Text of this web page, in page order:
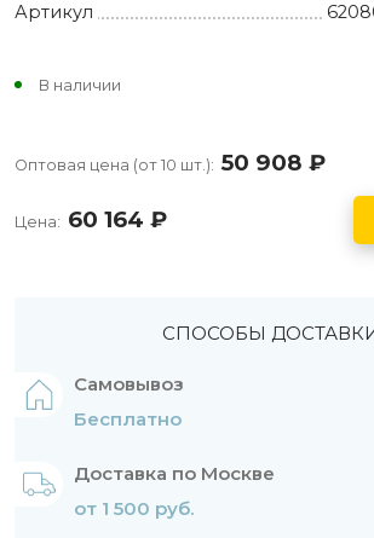
Артикул
В наличии
Оптовая цена (от 10 шт.): 50 908
Цена: 60 164
СПОСОБЫ
Самовывоз
Бесплатно
Доставка по Москве
от 1 500 руб.